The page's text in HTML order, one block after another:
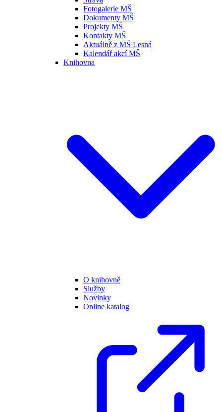
Fotogalerie MŠ
Dokumenty MŠ
Projekty MŠ
Kontakty MŠ
Aktuálně z MŠ Lesná
Kalendář akcí MŠ
Knihovna
O knihovně
Služby
Novinky
Online katalog